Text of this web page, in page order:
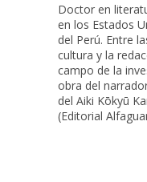
Doctor en
en los Estados
del Perú. Entre
cultura y la
campo de la
obra del
del Aiki Kōkyū
(Editorial